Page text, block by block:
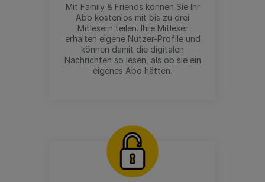
Mit Family & Friends können Sie Ihr
Abo kostenlos mit bis zu drei
Mitlesern teilen. Ihre Mitleser
erhalten eigene Nutzer-Profile und
können damit die digitalen
Nachrichten so lesen, als ob sie ein
eigenes Abo hätten.